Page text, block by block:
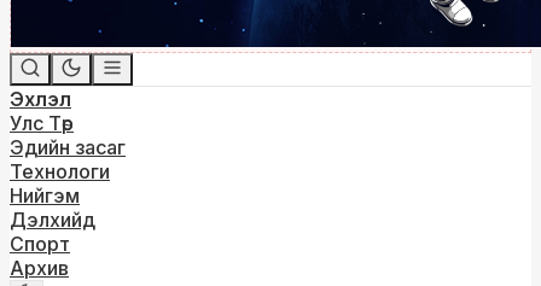
Эхлэл
Улс Төр
Эдийн засаг
Технологи
Нийгэм
Дэлхийд
Спорт
Архив